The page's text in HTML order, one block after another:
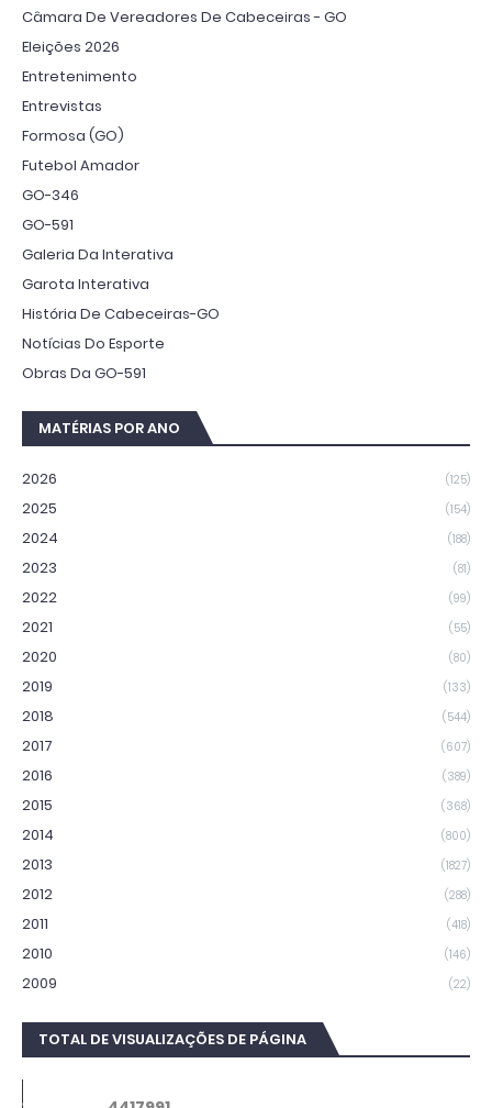
Câmara De Vereadores De Cabeceiras - GO
Eleições 2026
Entretenimento
Entrevistas
Formosa (GO)
Futebol Amador
GO-346
GO-591
Galeria Da Interativa
Garota Interativa
História De Cabeceiras-GO
Notícias Do Esporte
Obras Da GO-591
MATÉRIAS POR ANO
2026 (125)
2025 (154)
2024 (188)
2023 (81)
2022 (99)
2021 (55)
2020 (80)
2019 (133)
2018 (544)
2017 (607)
2016 (389)
2015 (368)
2014 (800)
2013 (1827)
2012 (288)
2011 (418)
2010 (146)
2009 (22)
TOTAL DE VISUALIZAÇÕES DE PÁGINA